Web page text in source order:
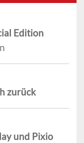
Edition
zurück
und Pixio